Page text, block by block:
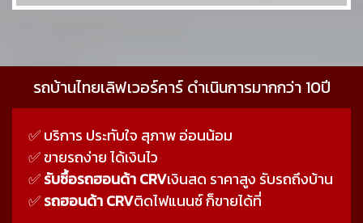
รถบ้านไทยเลิฟเวอร์คาร์ ดำเนินการมากกว่า 10ปี
✅ บริการ ประทับใจ สุภาพ อ่อนน้อม
✅ ขายรถง่าย ได้เงินไว
✅รับซื้อรถฮอนด้า CRVเงินสด ราคาสูง รับรถถึงบ้าน
✅รถฮอนด้า CRVติดไฟแนนซ์ ก็ขายได้ที่